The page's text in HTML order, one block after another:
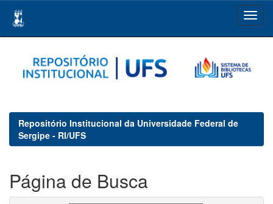
navigation
Repositório Institucional da Universidade Federal de
Sergipe - RI/UFS
Página de Busca